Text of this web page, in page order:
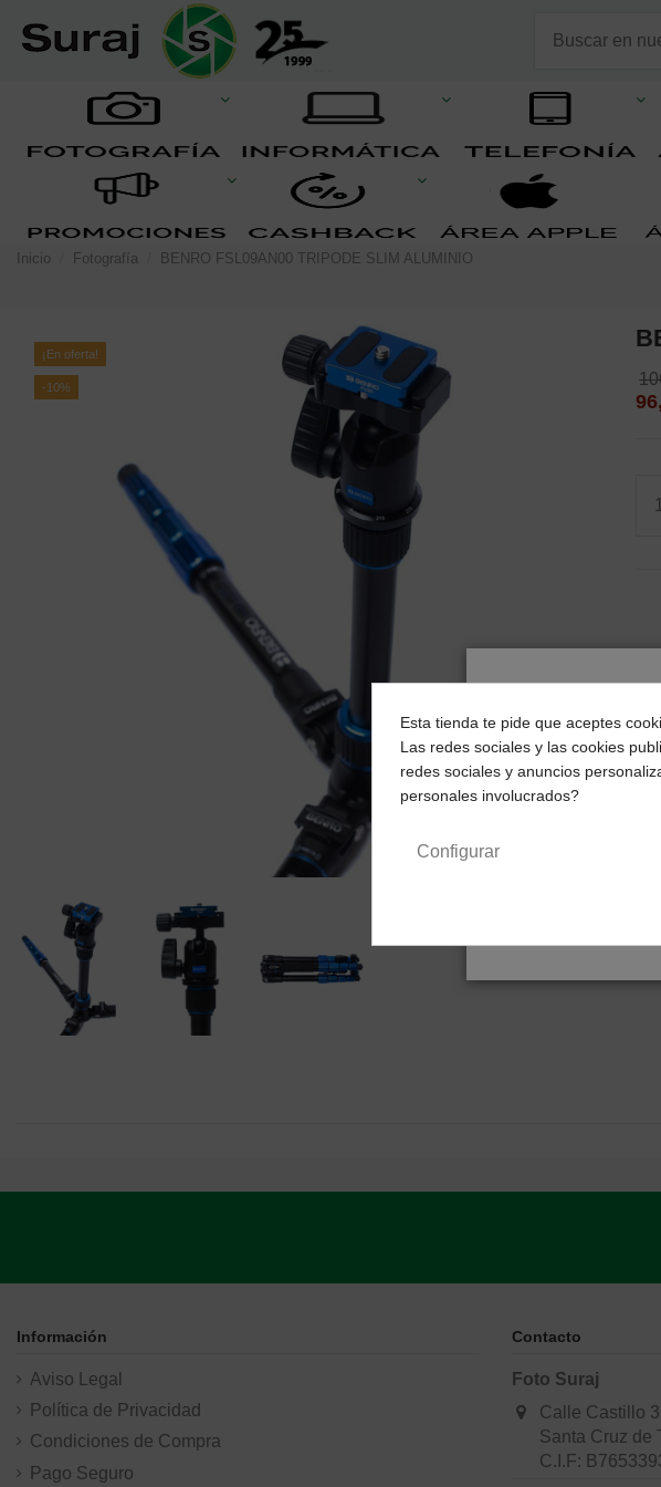
Inicio Fotografía BENRO FSL09AN00 TRIPODE SLIM ALUMINIO
¡En oferta!
-10%
Información
Aviso Legal
Política de Privacidad
Condiciones de Compra
Pago Seguro
Contacto
Foto Suraj
Calle Castillo
Santa Cruz de
C.I.F:
¿Dónde
Selecciona tu
Esta tienda te pide que aceptes
Las redes sociales y las cookies
redes sociales y anuncios
personales involucrados?
Configurar